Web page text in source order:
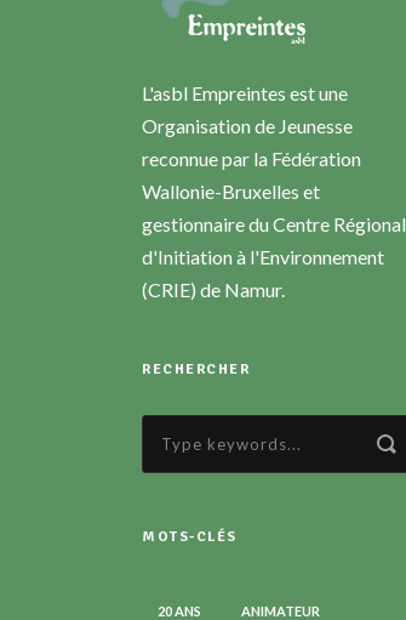
L'asbl Empreintes est une
Organisation de Jeunesse
reconnue par la Fédération
Wallonie-Bruxelles et
gestionnaire du Centre Régional
d'Initiation à l'Environnement
(CRIE) de Namur.
RECHERCHER
MOTS-CLÉS
20 ANS ANIMATEUR